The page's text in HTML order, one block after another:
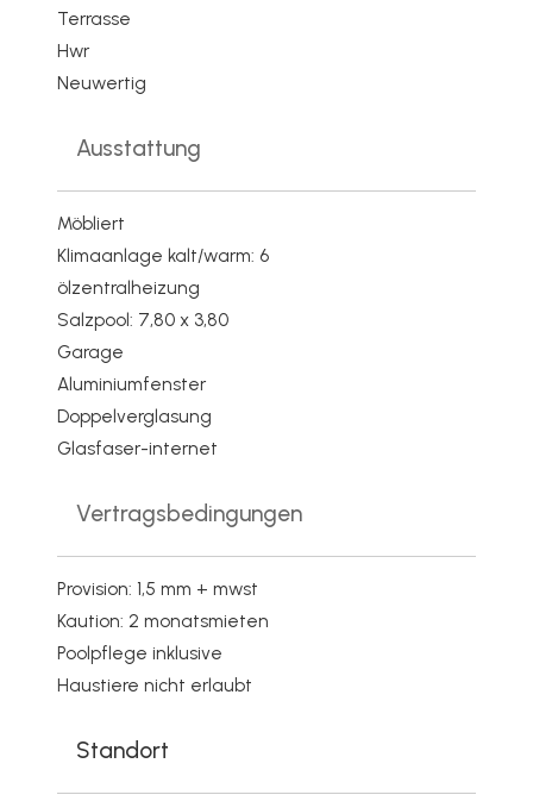
Terrasse
Hwr
Neuwertig
Ausstattung
Möbliert
Klimaanlage kalt/warm: 6
ölzentralheizung
Salzpool: 7,80 x 3,80
Garage
Aluminiumfenster
Doppelverglasung
Glasfaser-internet
Vertragsbedingungen
Provision: 1,5 mm + mwst
Kaution: 2 monatsmieten
Poolpflege inklusive
Haustiere nicht erlaubt
Standort